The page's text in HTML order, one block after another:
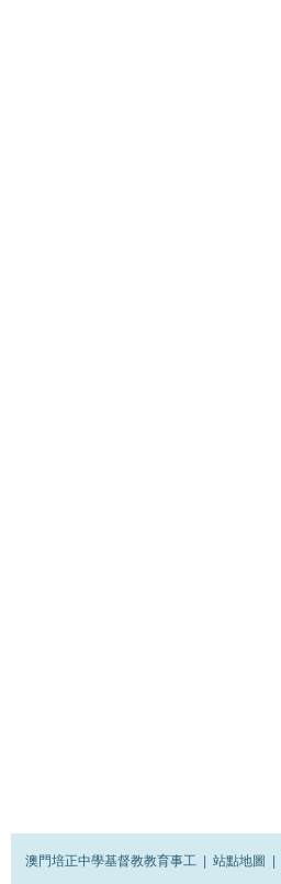
澳門培正中學基督教教育事工 站點地圖